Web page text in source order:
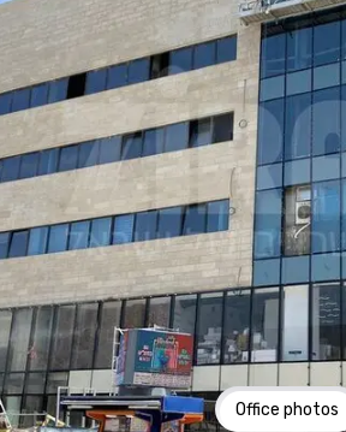
Office photos